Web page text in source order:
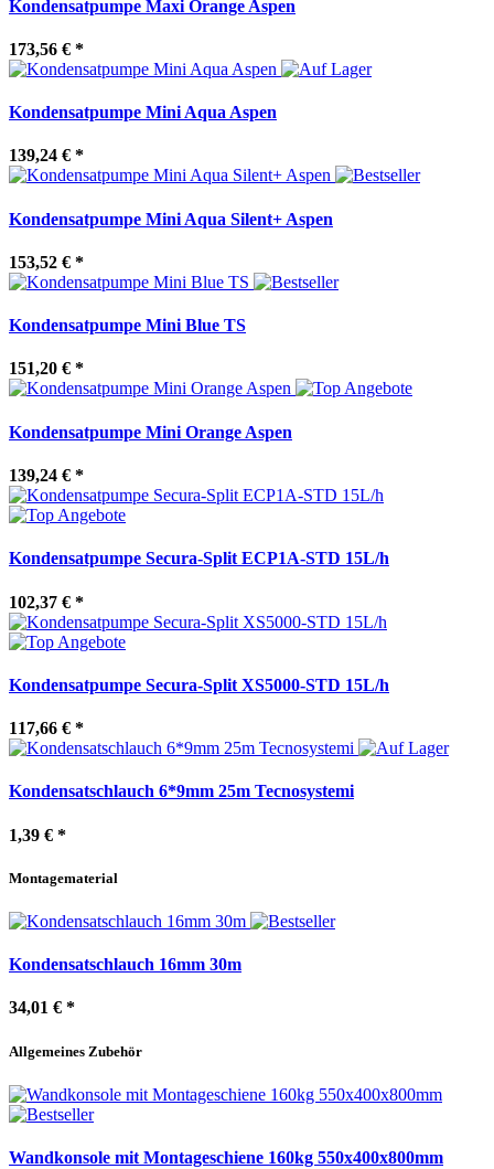
Kondensatpumpe Maxi Orange Aspen
173,56 € *
Kondensatpumpe Mini Aqua Aspen
139,24 € *
Kondensatpumpe Mini Aqua Silent+ Aspen
153,52 € *
Kondensatpumpe Mini Blue TS
151,20 € *
Kondensatpumpe Mini Orange Aspen
139,24 € *
Kondensatpumpe Secura-Split ECP1A-STD 15L/h
102,37 € *
Kondensatpumpe Secura-Split XS5000-STD 15L/h
117,66 € *
Kondensatschlauch 6*9mm 25m Tecnosystemi
1,39 € *
Montagematerial
Kondensatschlauch 16mm 30m
34,01 € *
Allgemeines Zubehör
Wandkonsole mit Montageschiene 160kg 550x400x800mm